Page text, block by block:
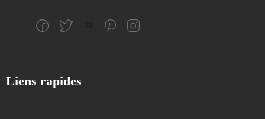
Liens rapides